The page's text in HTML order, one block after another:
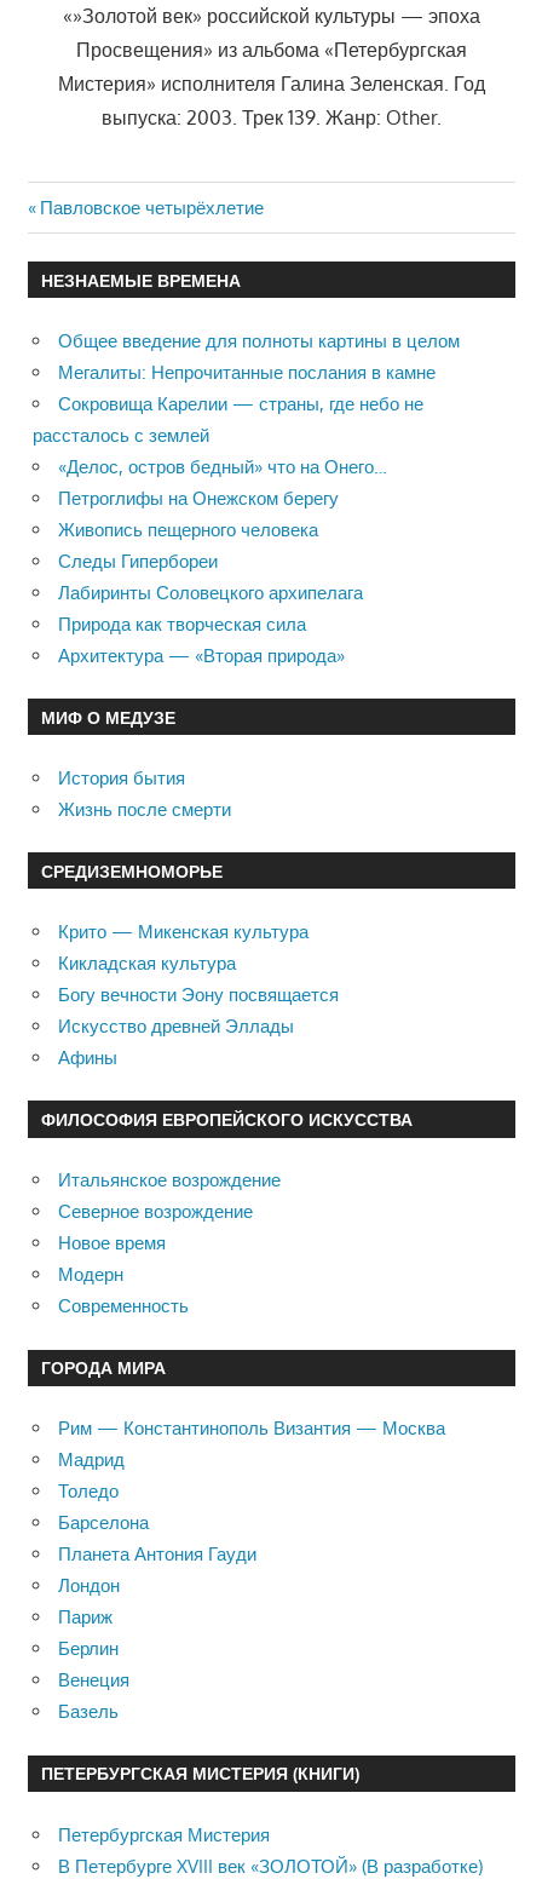
«»Золотой век» российской культуры — эпоха
Просвещения» из альбома «Петербургская
Мистерия» исполнителя Галина Зеленская. Год
выпуска: 2003. Трек 139. Жанр: Other.
Навигация
по
записям
Previous
Post:
Павловское четырёхлетие
НЕЗНАЕМЫЕ ВРЕМЕНА
Общее введение для полноты картины в целом
Мегалиты: Непрочитанные послания в камне
Сокровища Карелии — страны, где небо не
рассталось с землей
«Делос, остров бедный» что на Онего…
Петроглифы на Онежском берегу
Живопись пещерного человека
Следы Гипербореи
Лабиринты Соловецкого архипелага
Природа как творческая сила
Архитектура — «Вторая природа»
МИФ О МЕДУЗЕ
История бытия
Жизнь после смерти
СРЕДИЗЕМНОМОРЬЕ
Крито — Микенская культура
Кикладская культура
Богу вечности Эону посвящается
Искусство древней Эллады
Афины
ФИЛОСОФИЯ ЕВРОПЕЙСКОГО ИСКУССТВА
Итальянское возрождение
Северное возрождение
Новое время
Модерн
Современность
ГОРОДА МИРА
Рим — Константинополь Византия — Москва
Мадрид
Толедо
Барселона
Планета Антония Гауди
Лондон
Париж
Берлин
Венеция
Базель
ПЕТЕРБУРГСКАЯ МИСТЕРИЯ (КНИГИ)
Петербургская Мистерия
В Петербурге XVIII век «ЗОЛОТОЙ» (В разработке)